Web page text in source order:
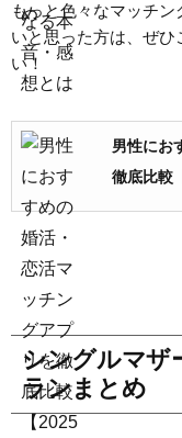
もっと色々なマッチ
いと思った方は、ぜひ
い！
男性にお
徹底比較
シングルマザ
ランまとめ